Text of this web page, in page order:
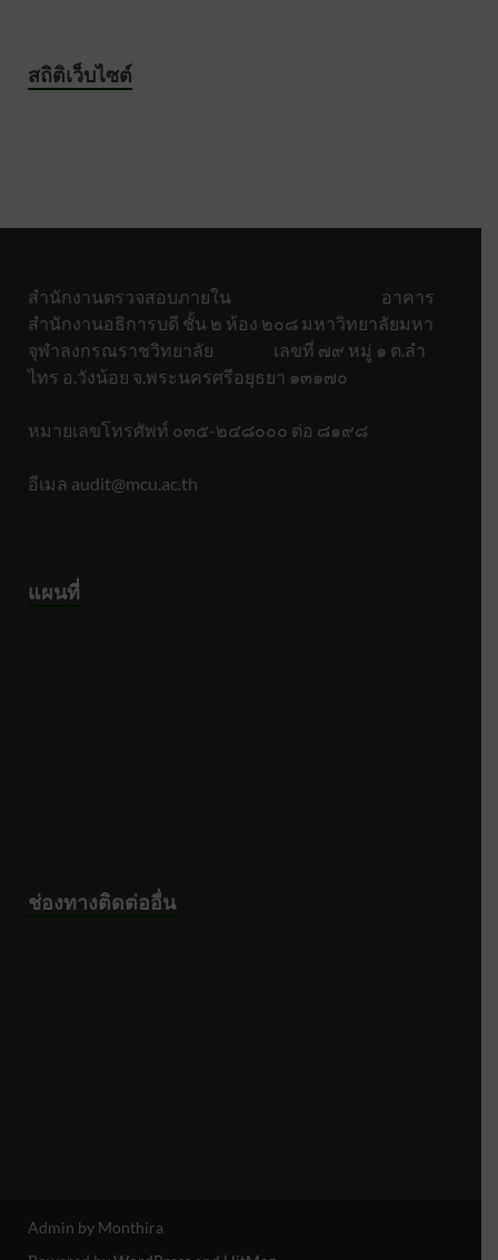
สถิติเว็บไซต์
สำนักงานตรวจสอบภายใน อาคาร
สำนักงานอธิการบดี ชั้น ๒ ห้อง ๒๐๘ มหาวิทยาลัยมหา
จุฬาลงกรณราชวิทยาลัย เลขที่ ๗๙ หมู่ ๑ ต.ลำ
ไทร อ.วังน้อย จ.พระนครศรีอยุธยา ๑๓๑๗๐
หมายเลขโทรศัพท์ ๐๓๕-๒๔๘๐๐๐ ต่อ ๘๑๙๘
อีเมล audit@mcu.ac.th
แผนที่
ช่องทางติดต่ออื่น
Admin by Monthira